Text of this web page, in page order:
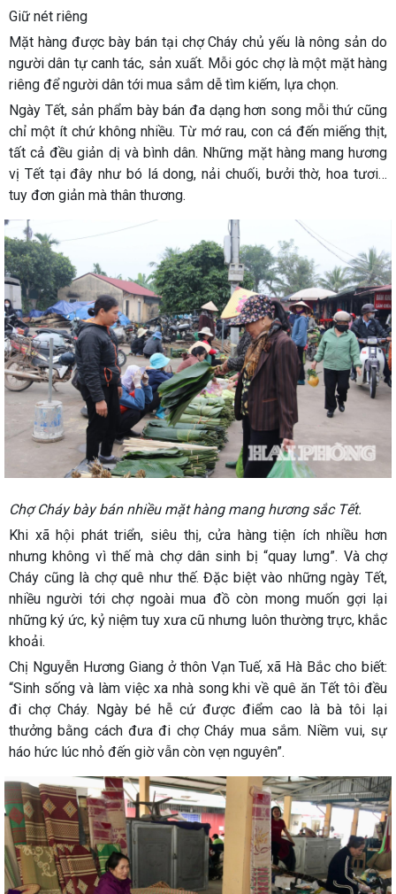
Giữ nét riêng
Mặt hàng được bày bán tại chợ Cháy chủ yếu là nông sản do
người dân tự canh tác, sản xuất. Mỗi góc chợ là một mặt hàng
riêng để người dân tới mua sắm dễ tìm kiếm, lựa chọn.
Ngày Tết, sản phẩm bày bán đa dạng hơn song mỗi thứ cũng
chỉ một ít chứ không nhiều. Từ mớ rau, con cá đến miếng thịt,
tất cả đều giản dị và bình dân. Những mặt hàng mang hương
vị Tết tại đây như bó lá dong, nải chuối, bưởi thờ, hoa tươi…
tuy đơn giản mà thân thương.
Chợ Cháy bày bán nhiều mặt hàng mang hương sắc Tết.
Khi xã hội phát triển, siêu thị, cửa hàng tiện ích nhiều hơn
nhưng không vì thế mà chợ dân sinh bị “quay lưng”. Và chợ
Cháy cũng là chợ quê như thế. Đặc biệt vào những ngày Tết,
nhiều người tới chợ ngoài mua đồ còn mong muốn gợi lại
những ký ức, kỷ niệm tuy xưa cũ nhưng luôn thường trực, khắc
khoải.
Chị Nguyễn Hương Giang ở thôn Vạn Tuế, xã Hà Bắc cho biết:
“Sinh sống và làm việc xa nhà song khi về quê ăn Tết tôi đều
đi chợ Cháy. Ngày bé hễ cứ được điểm cao là bà tôi lại
thưởng bằng cách đưa đi chợ Cháy mua sắm. Niềm vui, sự
háo hức lúc nhỏ đến giờ vẫn còn vẹn nguyên”.